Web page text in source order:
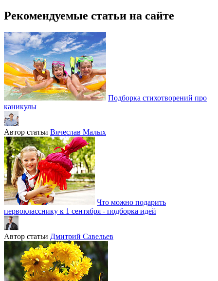
Рекомендуемые статьи на сайте
Подборка стихотворений про
каникулы
Автор статьи Вячеслав Малых
Что можно подарить
первокласснику к 1 сентября - подборка идей
Автор статьи Дмитрий Савельев